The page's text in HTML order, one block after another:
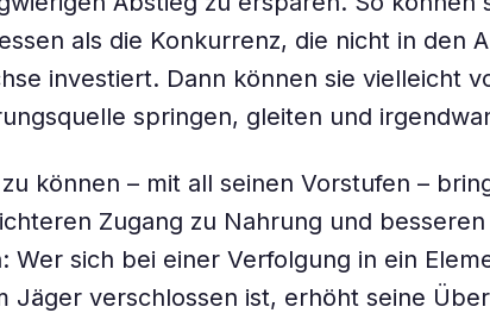
als die Konkurrenz, die nicht in den
investiert. Dann können sie vielleicht
springen, gleiten und
können – mit all seinen Vorstufen –
Zugang zu Nahrung und
Wer sich bei einer Verfolgung in ein
Jäger verschlossen ist, erhöht seine